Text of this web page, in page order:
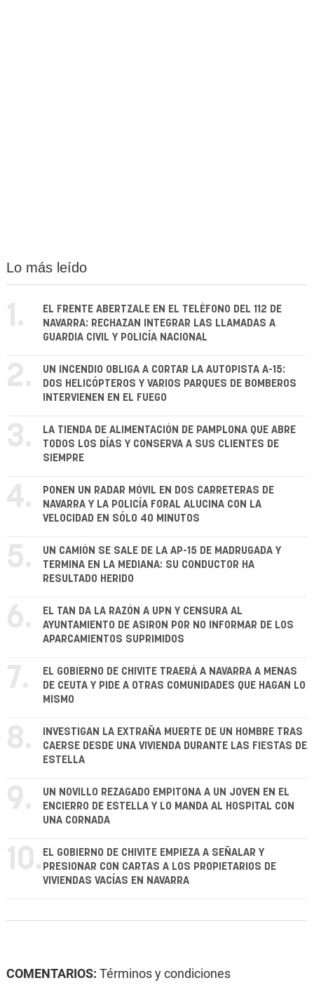
Lo más leído
1.
EL FRENTE ABERTZALE EN EL TELÉFONO DEL 112 DE
NAVARRA: RECHAZAN INTEGRAR LAS LLAMADAS A
GUARDIA CIVIL Y POLICÍA NACIONAL
2.
UN INCENDIO OBLIGA A CORTAR LA AUTOPISTA A-15:
DOS HELICÓPTEROS Y VARIOS PARQUES DE BOMBEROS
INTERVIENEN EN EL FUEGO
3.
LA TIENDA DE ALIMENTACIÓN DE PAMPLONA QUE ABRE
TODOS LOS DÍAS Y CONSERVA A SUS CLIENTES DE
SIEMPRE
4.
PONEN UN RADAR MÓVIL EN DOS CARRETERAS DE
NAVARRA Y LA POLICÍA FORAL ALUCINA CON LA
VELOCIDAD EN SÓLO 40 MINUTOS
5.
UN CAMIÓN SE SALE DE LA AP-15 DE MADRUGADA Y
TERMINA EN LA MEDIANA: SU CONDUCTOR HA
RESULTADO HERIDO
6.
EL TAN DA LA RAZÓN A UPN Y CENSURA AL
AYUNTAMIENTO DE ASIRON POR NO INFORMAR DE LOS
APARCAMIENTOS SUPRIMIDOS
7.
EL GOBIERNO DE CHIVITE TRAERÁ A NAVARRA A MENAS
DE CEUTA Y PIDE A OTRAS COMUNIDADES QUE HAGAN LO
MISMO
8.
INVESTIGAN LA EXTRAÑA MUERTE DE UN HOMBRE TRAS
CAERSE DESDE UNA VIVIENDA DURANTE LAS FIESTAS DE
ESTELLA
9.
UN NOVILLO REZAGADO EMPITONA A UN JOVEN EN EL
ENCIERRO DE ESTELLA Y LO MANDA AL HOSPITAL CON
UNA CORNADA
10. EL GOBIERNO DE CHIVITE EMPIEZA A SEÑALAR Y
PRESIONAR CON CARTAS A LOS PROPIETARIOS DE
VIVIENDAS VACÍAS EN NAVARRA
COMENTARIOS: Términos y condiciones